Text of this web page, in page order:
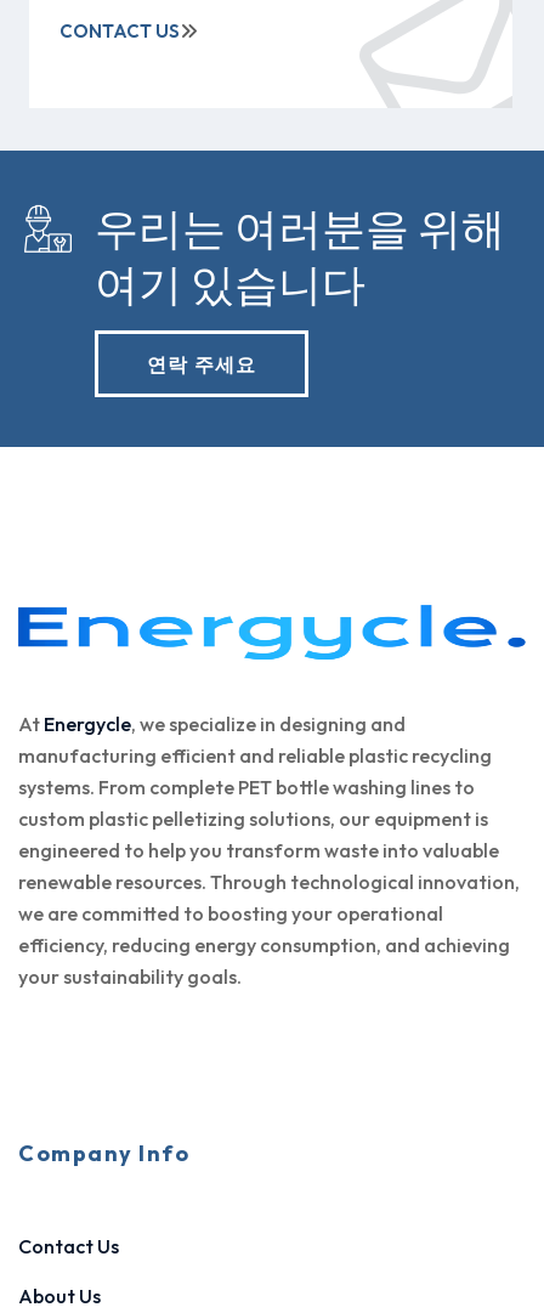
CONTACT US
우리는 여러분을 위해
여기 있습니다
연락 주세요
At Energycle, we specialize in designing and
manufacturing efficient and reliable plastic recycling
systems. From complete PET bottle washing lines to
custom plastic pelletizing solutions, our equipment is
engineered to help you transform waste into valuable
renewable resources. Through technological innovation,
we are committed to boosting your operational
efficiency, reducing energy consumption, and achieving
your sustainability goals.
Company Info
Contact Us
About Us